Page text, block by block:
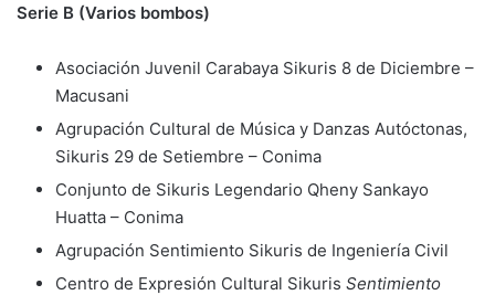
Serie B (Varios bombos)
Asociación Juvenil Carabaya Sikuris 8 de Diciembre –
Macusani
Agrupación Cultural de Música y Danzas Autóctonas,
Sikuris 29 de Setiembre – Conima
Conjunto de Sikuris Legendario Qheny Sankayo
Huatta – Conima
Agrupación Sentimiento Sikuris de Ingeniería Civil
Centro de Expresión Cultural Sikuris Sentimiento